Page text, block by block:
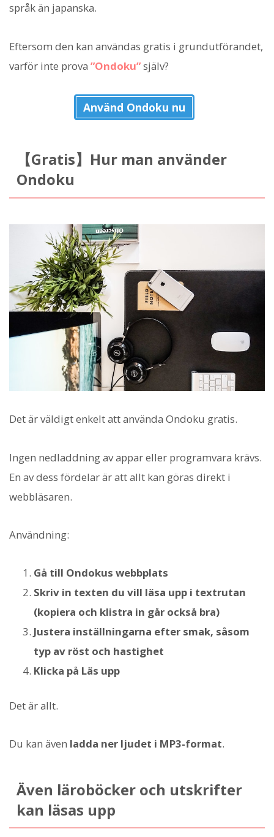
språk än japanska.
Eftersom den kan användas gratis i grundutförandet,
varför inte prova ”Ondoku”själv?
Använd Ondoku nu
【Gratis】Hur man använder
Ondoku
Det är väldigt enkelt att använda Ondoku gratis.
Ingen nedladdning av appar eller programvara krävs.
En av dess fördelar är att allt kan göras direkt i
webbläsaren.
Användning:
Gå till Ondokus webbplats
Skriv in texten du vill läsa upp i textrutan
(kopiera och klistra in går också bra)
Justera inställningarna efter smak, såsom
typ av röst och hastighet
Klicka på Läs upp
Det är allt.
Du kan även ladda ner ljudet i MP3-format.
Även läroböcker och utskrifter
kan läsas upp